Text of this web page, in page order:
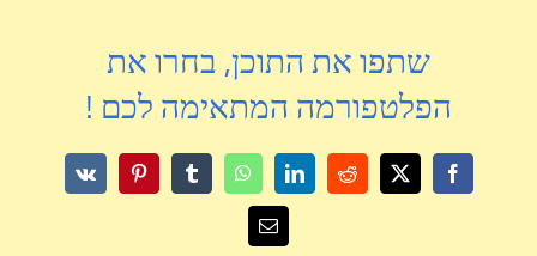
שתפו את התוכן, בחרו את
הפלטפורמה המתאימה לכם !
Facebook
X
Reddit
LinkedIn
WhatsApp
Tumblr
Pinterest
Vk
כתובת